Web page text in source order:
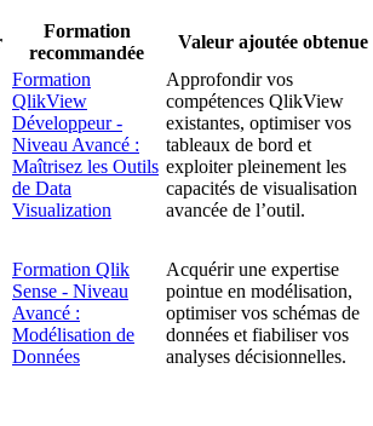
Formation
recommandée
Valeur ajoutée obtenue
Formation
QlikView
Développeur -
Niveau Avancé :
Maîtrisez les Outils
de Data
Visualization
Approfondir vos
compétences QlikView
existantes, optimiser vos
tableaux de bord et
exploiter pleinement les
capacités de visualisation
avancée de l’outil.
Formation Qlik
Sense - Niveau
Avancé :
Modélisation de
Données
Acquérir une expertise
pointue en modélisation,
optimiser vos schémas de
données et fiabiliser vos
analyses décisionnelles.